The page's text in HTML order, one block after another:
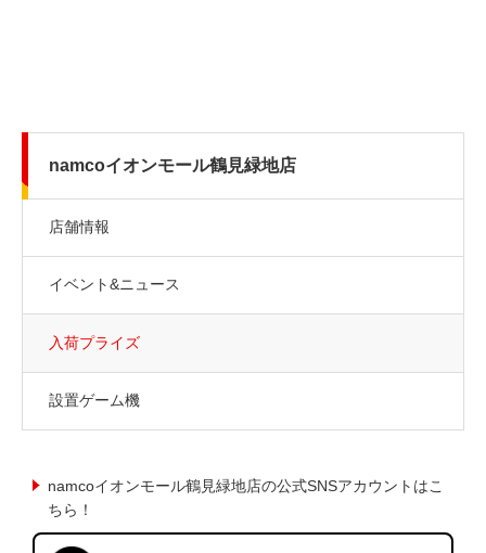
namcoイオンモール鶴見緑地店
店舗情報
イベント&ニュース
入荷プライズ
設置ゲーム機
namcoイオンモール鶴見緑地店の公式SNSアカウントはこ
ちら！